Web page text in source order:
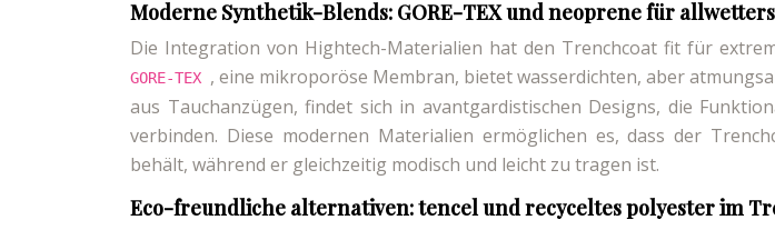
Moderne Synthetik-Blends: GORE-TEX und neoprene für
Die Integration von Hightech-Materialien hat den Trenchcoat fit für
GORE-TEX , eine mikroporöse Membran, bietet wasserdichten, aber
aus Tauchanzügen, findet sich in avantgardistischen Designs, die
verbinden. Diese modernen Materialien ermöglichen es, dass der
behält, während er gleichzeitig modisch und leicht zu tragen ist.
Eco-freundliche alternativen: tencel und recyceltes polyester im